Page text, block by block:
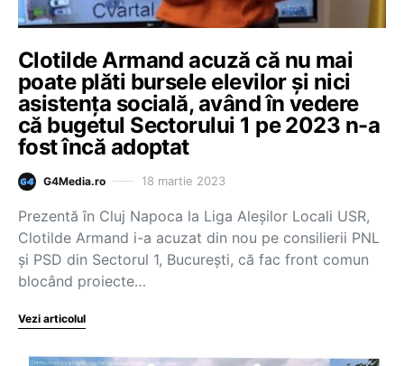
Clotilde Armand acuză că nu mai
poate plăti bursele elevilor și nici
asistența socială, având în vedere
că bugetul Sectorului 1 pe 2023 n-a
fost încă adoptat
G4Media.ro 18 martie 2023
Prezentă în Cluj Napoca la Liga Aleșilor Locali USR,
Clotilde Armand i-a acuzat din nou pe consilierii PNL
și PSD din Sectorul 1, București, că fac front comun
blocând proiecte…
Vezi articolul